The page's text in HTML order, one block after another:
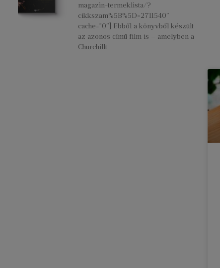
magazin-termeklista/?
cikkszam%5B%5D=2711540″
cache=”0″] Ebből a könyvből készült
az azonos című film is – amelyben a
Churchillt